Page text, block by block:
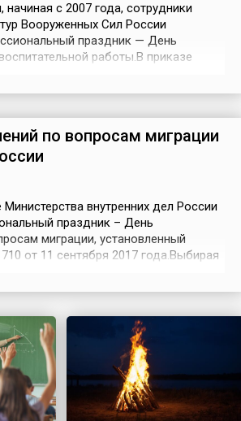
начиная с 2007 года, сотрудники
Вооруженных Сил России
праздник — День
работы.В приказе
II был утвержден Ус...
по вопросам миграции
Министерства внутренних дел России
праздник – День
миграции, установленный
от 11 сентября 2017 года.Выбирая
вводить порядок р...